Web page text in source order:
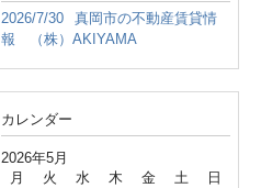
2026/7/30
真岡市の不動産賃貸情
報 （株）AKIYAMA
カレンダー
2026年5月
月 火 水 木 金 土 日